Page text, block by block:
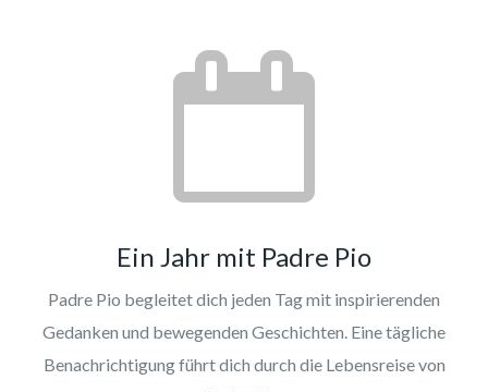
Ein Jahr mit Padre Pio
Padre Pio begleitet dich jeden Tag mit inspirierenden
Gedanken und bewegenden Geschichten. Eine tägliche
Benachrichtigung führt dich durch die Lebensreise von